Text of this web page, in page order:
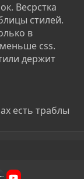
Весрстка
стилей.
в
css.
держит
есть траблы